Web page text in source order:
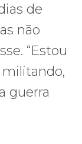
de
não
“Estou
guerra